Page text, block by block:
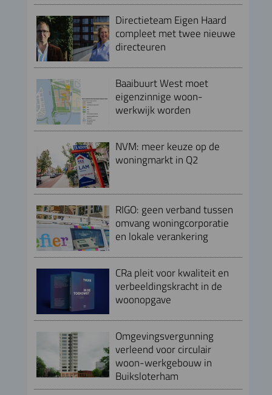
Directieteam Eigen Haard
compleet met twee nieuwe
directeuren
Baaibuurt West moet
eigenzinnige woon-
werkwijk worden
NVM: meer keuze op de
woningmarkt in Q2
RIGO: geen verband tussen
omvang woningcorporatie
en lokale verankering
CRa pleit voor kwaliteit en
verbeeldingskracht in de
woonopgave
Omgevingsvergunning
verleend voor circulair
woon-werkgebouw in
Buiksloterham